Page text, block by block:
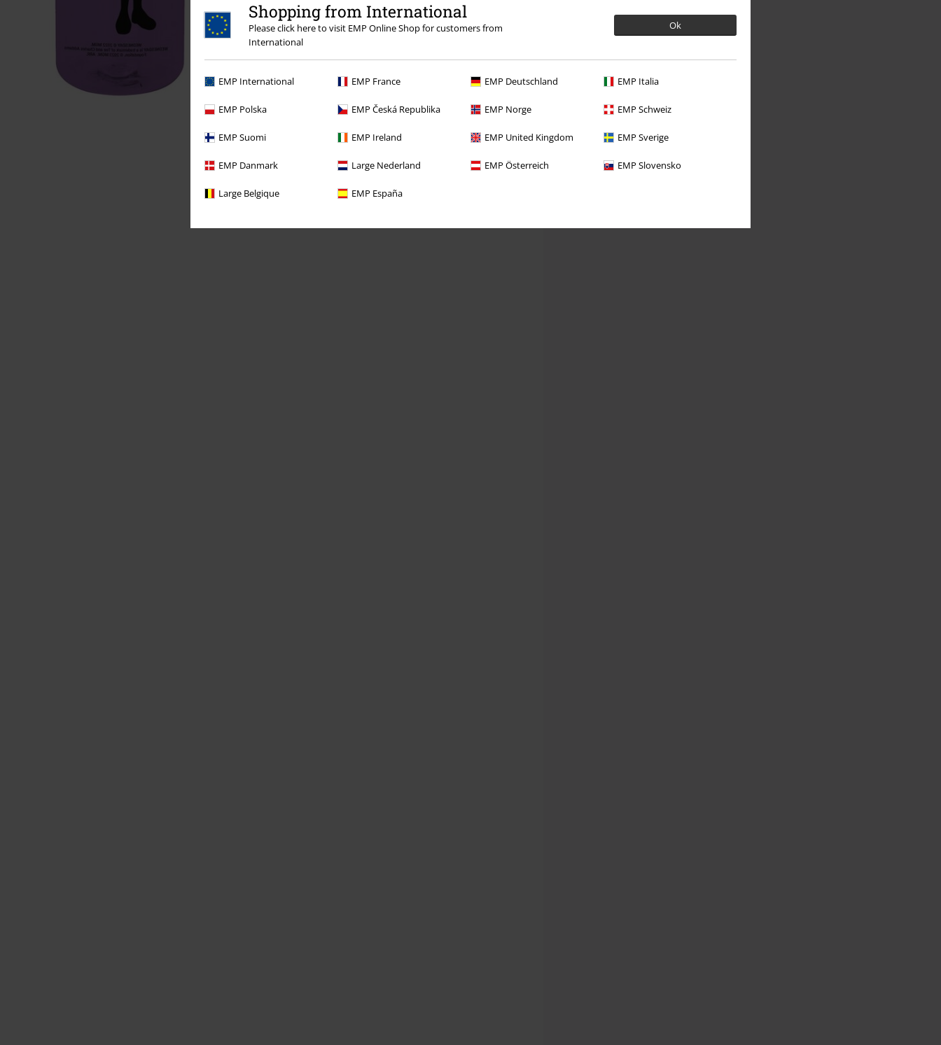
Shopping from International
Please click here to visit EMP Online Shop for customers from
International
Ok
EMP International EMP France EMP Deutschland EMP Italia
EMP Polska EMP Česká Republika EMP Norge EMP Schweiz
EMP Suomi EMP Ireland EMP United Kingdom EMP Sverige
EMP Danmark Large Nederland EMP Österreich EMP Slovensko
Large Belgique EMP España